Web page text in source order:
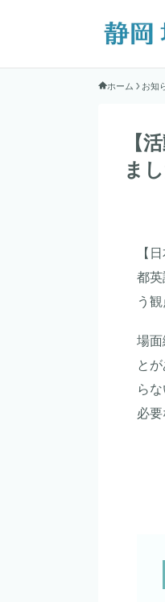
ホーム お知
【
ま
【
都
う
場面
と
ら
必